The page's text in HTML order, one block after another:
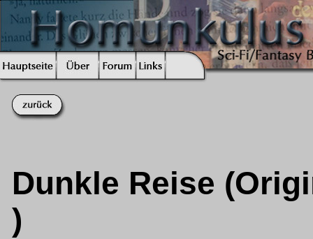
Dunkle Reise
)